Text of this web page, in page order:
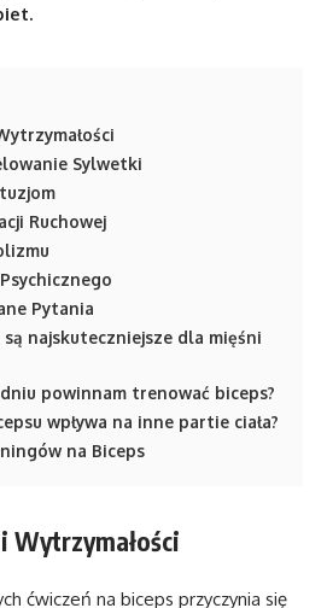
Sylwetki
Ruchowej
Pytania
są najskuteczniejsze dla mięśni
powinnam trenować biceps?
wpływa na inne partie ciała?
na Biceps
Wytrzymałości
ćwiczeń na biceps przyczynia się